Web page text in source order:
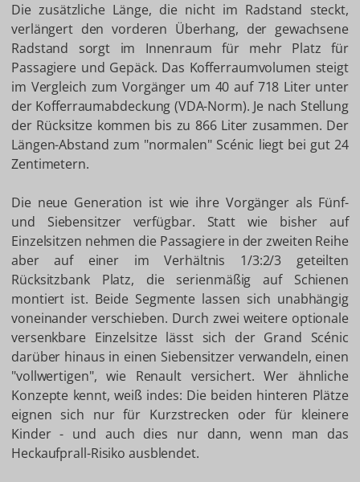
Die zusätzliche Länge, die nicht im Radstand steckt,
verlängert den vorderen Überhang, der gewachsene
Radstand sorgt im Innenraum für mehr Platz für
Passagiere und Gepäck. Das Kofferraumvolumen steigt
im Vergleich zum Vorgänger um 40 auf 718 Liter unter
der Kofferraumabdeckung (VDA-Norm). Je nach Stellung
der Rücksitze kommen bis zu 866 Liter zusammen. Der
Längen-Abstand zum "normalen" Scénic liegt bei gut 24
Zentimetern.
Die neue Generation ist wie ihre Vorgänger als Fünf-
und Siebensitzer verfügbar. Statt wie bisher auf
Einzelsitzen nehmen die Passagiere in der zweiten Reihe
aber auf einer im Verhältnis 1/3:2/3 geteilten
Rücksitzbank Platz, die serienmäßig auf Schienen
montiert ist. Beide Segmente lassen sich unabhängig
voneinander verschieben. Durch zwei weitere optionale
versenkbare Einzelsitze lässt sich der Grand Scénic
darüber hinaus in einen Siebensitzer verwandeln, einen
"vollwertigen", wie Renault versichert. Wer ähnliche
Konzepte kennt, weiß indes: Die beiden hinteren Plätze
eignen sich nur für Kurzstrecken oder für kleinere
Kinder - und auch dies nur dann, wenn man das
Heckaufprall-Risiko ausblendet.